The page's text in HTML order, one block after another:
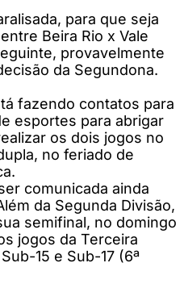
para que seja
Beira Rio x Vale
provavelmente
da Segundona.
fazendo contatos para
esportes para abrigar
os dois jogos no
no feriado de
comunicada ainda
da Segunda Divisão,
semifinal, no domingo
jogos da Terceira
15 e Sub-17 (6ª